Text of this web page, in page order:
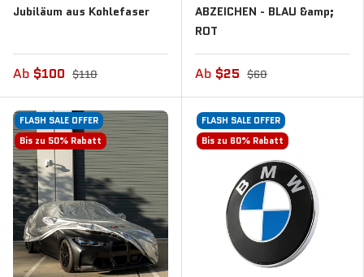
Jubiläum aus Kohlefaser
Ab $100 $110
ABZEICHEN - BLAU &amp;
ROT
Ab $25 $60
FLASH SALE OFFER
Bis zu 50% Rabatt
FLASH SALE OFFER
Bis zu 60% Rabatt